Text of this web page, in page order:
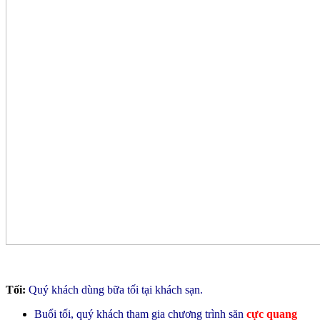
Tối: Quý khách dùng bữa tối tại khách sạn.
Buổi tối, quý khách tham gia chương trình săn cực quang